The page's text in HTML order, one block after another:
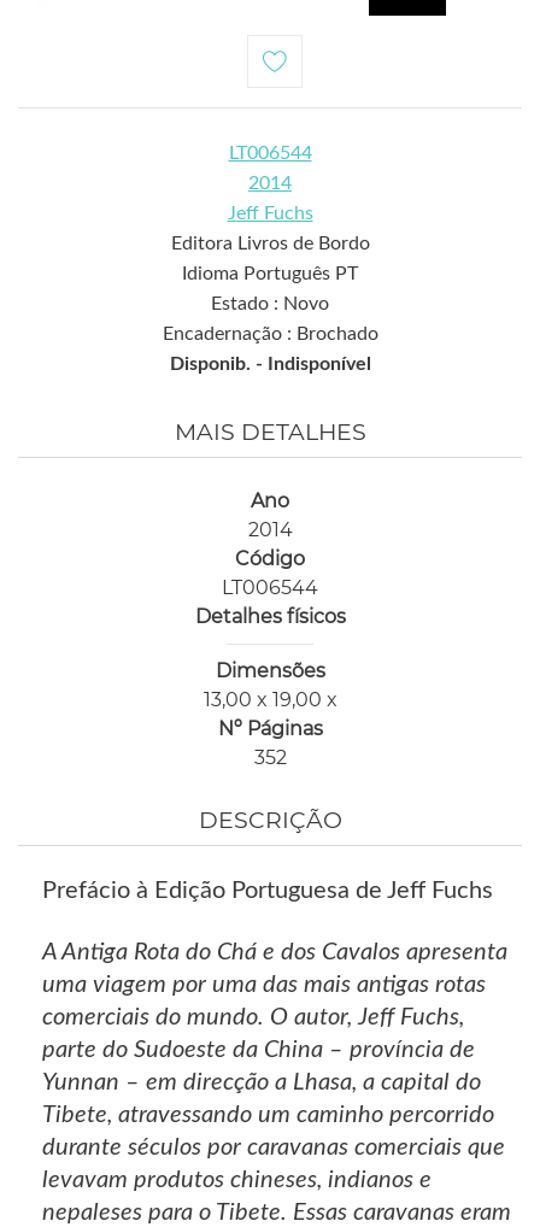
LT006544
2014
Jeff Fuchs
Editora Livros de Bordo
Idioma Português PT
Estado : Novo
Encadernação : Brochado
Disponib. -
Indisponível
MAIS DETALHES
Ano
2014
Código
LT006544
Detalhes físicos
Dimensões
13,00 x 19,00 x
Nº Páginas
352
DESCRIÇÃO
Prefácio à Edição Portuguesa de Jeff Fuchs
A Antiga Rota do Chá e dos Cavalos apresenta
uma viagem por uma das mais antigas rotas
comerciais do mundo. O autor, Jeff Fuchs,
parte do Sudoeste da China – província de
Yunnan – em direcção a Lhasa, a capital do
Tibete, atravessando um caminho percorrido
durante séculos por caravanas comerciais que
levavam produtos chineses, indianos e
nepaleses para o Tibete. Essas caravanas eram